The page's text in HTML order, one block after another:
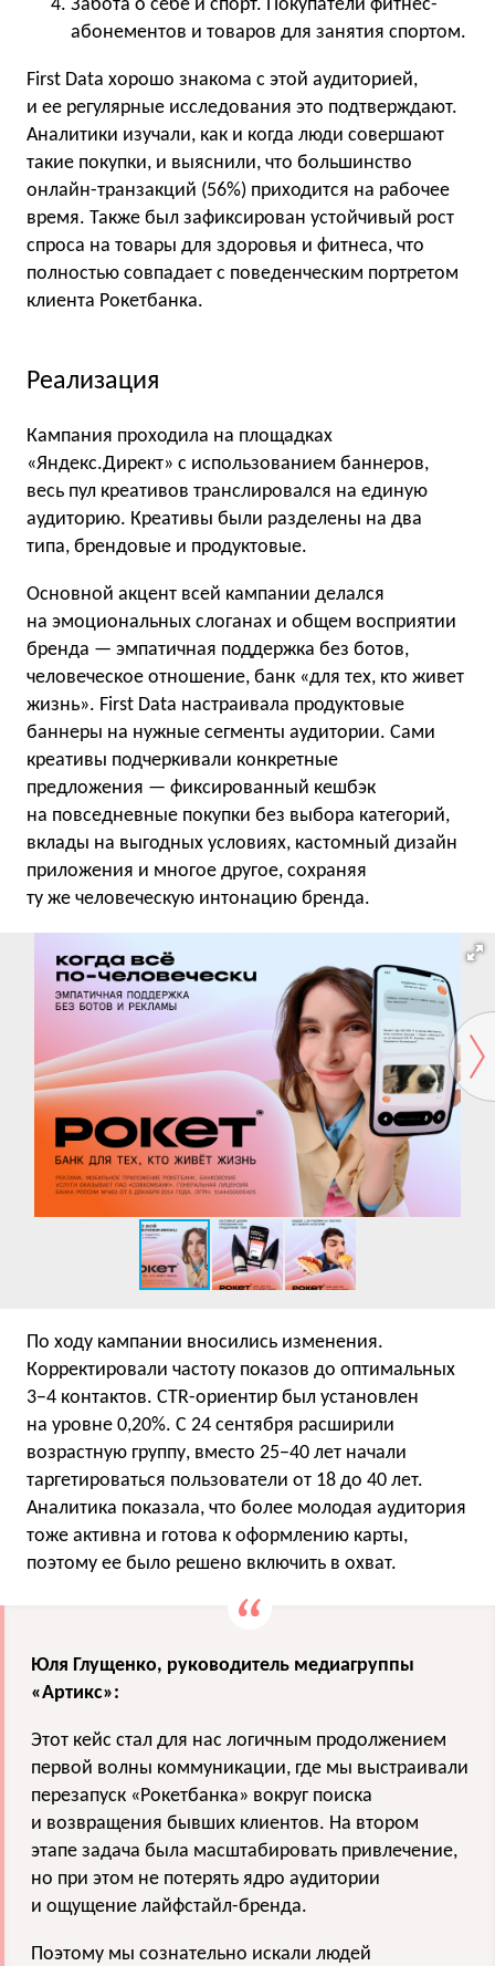
Забота о себе и спорт. Покупатели фитнес-
абонементов и товаров для занятия спортом.
First Data хорошо знакома с этой аудиторией,
и ее регулярные исследования это подтверждают.
Аналитики изучали, как и когда люди совершают
такие покупки, и выяснили, что большинство
онлайн-транзакций (56%) приходится на рабочее
время. Также был зафиксирован устойчивый рост
спроса на товары для здоровья и фитнеса, что
полностью совпадает с поведенческим портретом
клиента Рокетбанка.
Реализация
Кампания проходила на площадках
«Яндекс.Директ» с использованием баннеров,
весь пул креативов транслировался на единую
аудиторию. Креативы были разделены на два
типа, брендовые и продуктовые.
Основной акцент всей кампании делался
на эмоциональных слоганах и общем восприятии
бренда — эмпатичная поддержка без ботов,
человеческое отношение, банк «для тех, кто живет
жизнь». First Data настраивала продуктовые
баннеры на нужные сегменты аудитории. Сами
креативы подчеркивали конкретные
предложения — фиксированный кешбэк
на повседневные покупки без выбора категорий,
вклады на выгодных условиях, кастомный дизайн
приложения и многое другое, сохраняя
ту же человеческую интонацию бренда.
По ходу кампании вносились изменения.
Корректировали частоту показов до оптимальных
3−4 контактов. CTR-ориентир был установлен
на уровне 0,20%. С 24 сентября расширили
возрастную группу, вместо 25−40 лет начали
таргетироваться пользователи от 18 до 40 лет.
Аналитика показала, что более молодая аудитория
тоже активна и готова к оформлению карты,
поэтому ее было решено включить в охват.
Юля Глущенко, руководитель медиагруппы
«Артикс»:
Этот кейс стал для нас логичным продолжением
первой волны коммуникации, где мы выстраивали
перезапуск «Рокетбанка» вокруг поиска
и возвращения бывших клиентов. На втором
этапе задача была масштабировать привлечение,
но при этом не потерять ядро аудитории
и ощущение лайфстайл-бренда.
Поэтому мы сознательно искали людей